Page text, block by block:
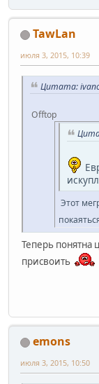
TawLan
июля 3, 2015, 10:39
Цитата:
Offtop
Этот
Теперь понятна
присвоить
emons
июля 3, 2015, 10:50